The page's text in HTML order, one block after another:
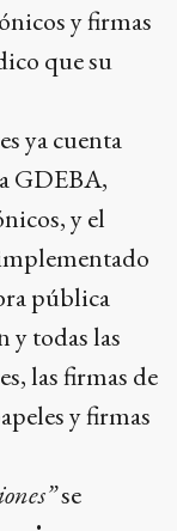
y firmas
que su
ya cuenta
GDEBA,
y el
pública
y todas las
las firmas de
y firmas
se